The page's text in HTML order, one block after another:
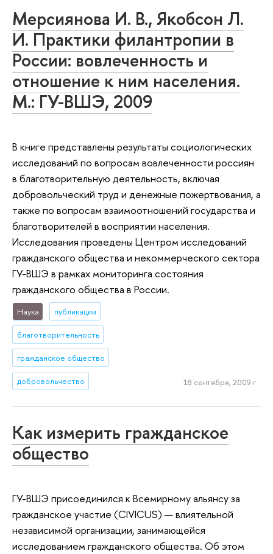
Мерсиянова И. В., Якобсон Л.
И. Практики филантропии в
России: вовлеченность и
отношение к ним населения.
М.: ГУ-ВШЭ, 2009
В книге представлены результаты социологических
исследований по вопросам вовлеченности россиян
в благотворительную деятельность, включая
добровольческий труд и денежные пожертвования, а
также по вопросам взаимоотношений государства и
благотворителей в восприятии населения.
Исследования проведены Центром исследований
гражданского общества и некоммерческого сектора
ГУ-ВШЭ в рамках мониторинга состояния
гражданского общества в России.
Наука публикации
благотворительность
гражданское общество
добровольчество 18 сентября, 2009 г.
Как измерить гражданское
общество
ГУ-ВШЭ присоединился к Всемирному альянсу за
гражданское участие (CIVICUS) — влиятельной
независимой организации, занимающейся
исследованием гражданского общества. Об этом